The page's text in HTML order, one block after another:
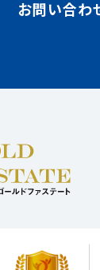
お問い合わ